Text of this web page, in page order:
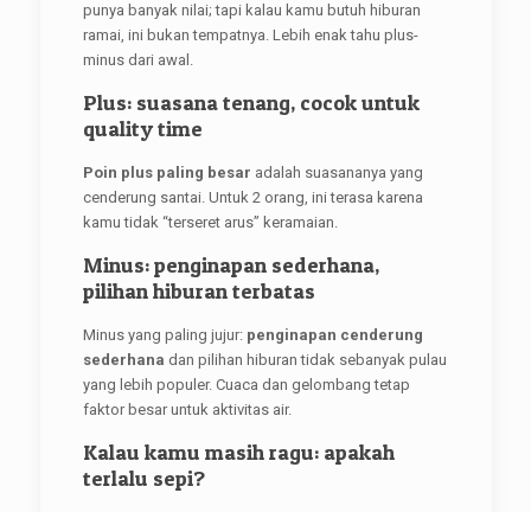
punya banyak nilai; tapi kalau kamu butuh hiburan
ramai, ini bukan tempatnya. Lebih enak tahu plus-
minus dari awal.
Plus: suasana tenang, cocok untuk
quality time
Poin plus paling besar adalah suasananya yang
cenderung santai. Untuk 2 orang, ini terasa karena
kamu tidak “terseret arus” keramaian.
Minus: penginapan sederhana,
pilihan hiburan terbatas
Minus yang paling jujur: penginapan cenderung
sederhana dan pilihan hiburan tidak sebanyak pulau
yang lebih populer. Cuaca dan gelombang tetap
faktor besar untuk aktivitas air.
Kalau kamu masih ragu: apakah
terlalu sepi?